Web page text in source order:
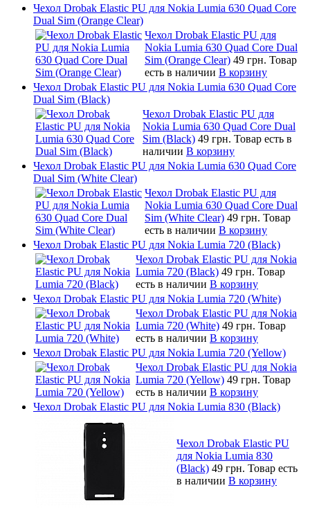
Чехол Drobak Elastic PU для Nokia Lumia 630 Quad Core
Dual Sim (Orange Clear)
Чехол Drobak Elastic PU для
Nokia Lumia 630 Quad Core Dual
Sim (Orange Clear) 49 грн. Товар
есть в наличии В корзину
Чехол Drobak Elastic PU для Nokia Lumia 630 Quad Core
Dual Sim (Black)
Чехол Drobak Elastic PU для
Nokia Lumia 630 Quad Core Dual
Sim (Black) 49 грн. Товар есть в
наличии В корзину
Чехол Drobak Elastic PU для Nokia Lumia 630 Quad Core
Dual Sim (White Clear)
Чехол Drobak Elastic PU для
Nokia Lumia 630 Quad Core Dual
Sim (White Clear) 49 грн. Товар
есть в наличии В корзину
Чехол Drobak Elastic PU для Nokia Lumia 720 (Black)
Чехол Drobak Elastic PU для Nokia
Lumia 720 (Black) 49 грн. Товар
есть в наличии В корзину
Чехол Drobak Elastic PU для Nokia Lumia 720 (White)
Чехол Drobak Elastic PU для Nokia
Lumia 720 (White) 49 грн. Товар
есть в наличии В корзину
Чехол Drobak Elastic PU для Nokia Lumia 720 (Yellow)
Чехол Drobak Elastic PU для Nokia
Lumia 720 (Yellow) 49 грн. Товар
есть в наличии В корзину
Чехол Drobak Elastic PU для Nokia Lumia 830 (Black)
Чехол Drobak Elastic PU
для Nokia Lumia 830
(Black) 49 грн. Товар есть
в наличии В корзину